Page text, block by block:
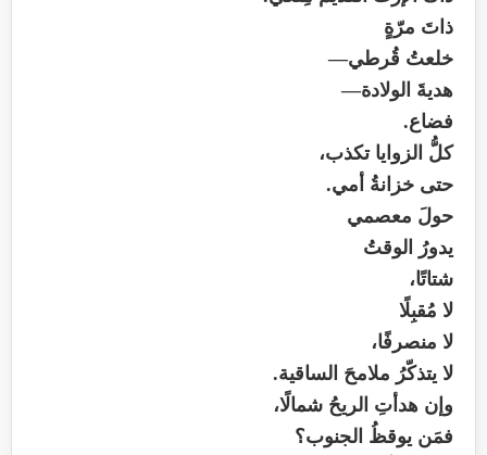
ذاتَ مرّةٍ
خلعتُ قُرطي—
هديةَ الولادة—
فضاع.
كلُّ الزوايا تكذب،
حتى خزانةُ أمي.
حولَ معصمي
يدورُ الوقتُ
شتاتًا،
لا مُقبِلًا
لا منصرفًا،
لا يتذكّرُ ملامحَ الساقية.
وإن هدأتِ الريحُ شمالًا،
فمَن يوقظُ الجنوب؟